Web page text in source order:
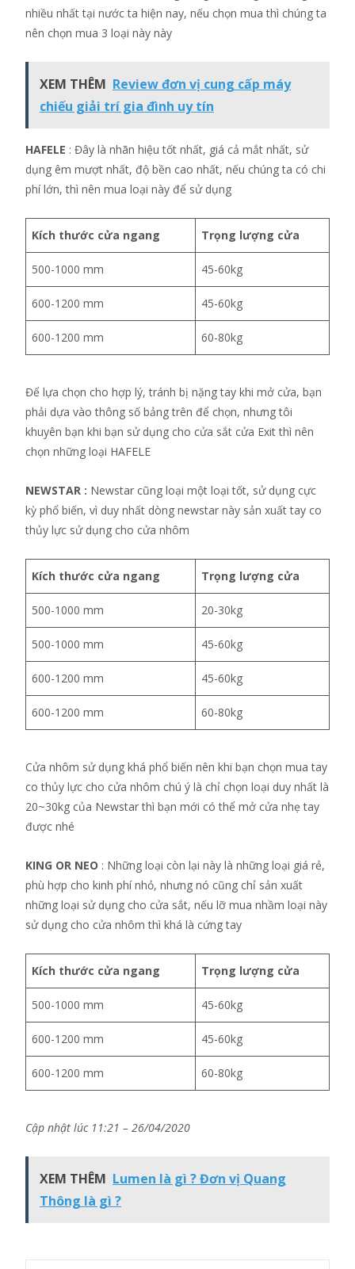
nhiều nhất tại nước ta hiện nay, nếu chọn mua thì chúng ta
nên chọn mua 3 loại này này
XEM THÊM Review đơn vị cung cấp máy
chiếu giải trí gia đình uy tín
HAFELE : Đây là nhãn hiệu tốt nhất, giá cả mắt nhất, sử
dụng êm mượt nhất, độ bền cao nhất, nếu chúng ta có chi
phí lớn, thì nên mua loại này để sử dụng
Kích thước cửa ngang Trọng lượng cửa
500-1000 mm 45-60kg
600-1200 mm 45-60kg
600-1200 mm 60-80kg
Để lựa chọn cho hợp lý, tránh bị nặng tay khi mở cửa, bạn
phải dựa vào thông số bảng trên để chọn, nhưng tôi
khuyên bạn khi bạn sử dụng cho cửa sắt cửa Exit thì nên
chọn những loại HAFELE
NEWSTAR : Newstar cũng loại một loại tốt, sử dụng cực
kỳ phổ biến, vì duy nhất dòng newstar này sản xuất tay co
thủy lực sử dụng cho cửa nhôm
Kích thước cửa ngang Trọng lượng cửa
500-1000 mm 20-30kg
500-1000 mm 45-60kg
600-1200 mm 45-60kg
600-1200 mm 60-80kg
Cửa nhôm sử dụng khá phổ biến nên khi bạn chọn mua tay
co thủy lực cho cửa nhôm chú ý là chỉ chọn loại duy nhất là
20~30kg của Newstar thì bạn mới có thể mở cửa nhẹ tay
được nhé
KING OR NEO : Những loại còn lại này là những loại giá rẻ,
phù hợp cho kinh phí nhỏ, nhưng nó cũng chỉ sản xuất
những loại sử dụng cho cửa sắt, nếu lỡ mua nhầm loại này
sử dụng cho cửa nhôm thì khá là cứng tay
Kích thước cửa ngang Trọng lượng cửa
500-1000 mm 45-60kg
600-1200 mm 45-60kg
600-1200 mm 60-80kg
Cập nhật lúc 11:21 – 26/04/2020
XEM THÊM Lumen là gì ? Đơn vị Quang
Thông là gì ?